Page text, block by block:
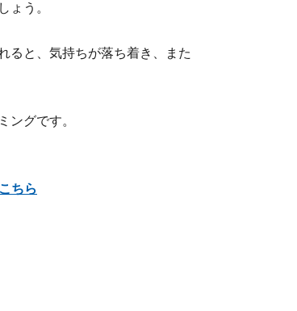
ょう。
ると、気持ちが落ち着き、また
ングです。
ちら